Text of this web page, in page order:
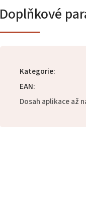
Doplňkové
Kategorie:
EAN:
Dosah aplikace až